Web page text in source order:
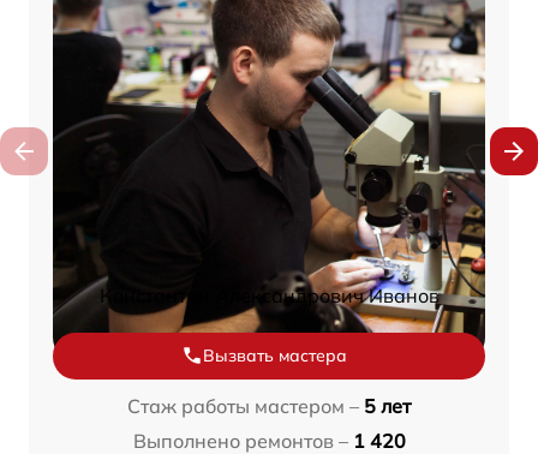
Константин Александрович Иванов
Вызвать мастера
Стаж работы мастером – 5 лет
Выполнено ремонтов – 1 420